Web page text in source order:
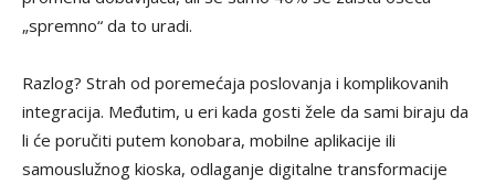
„spremno“ da to uradi.
Razlog? Strah od poremećaja poslovanja i komplikovanih
integracija. Međutim, u eri kada gosti žele da sami biraju da
li će poručiti putem konobara, mobilne aplikacije ili
samouslužnog kioska, odlaganje digitalne transformacije